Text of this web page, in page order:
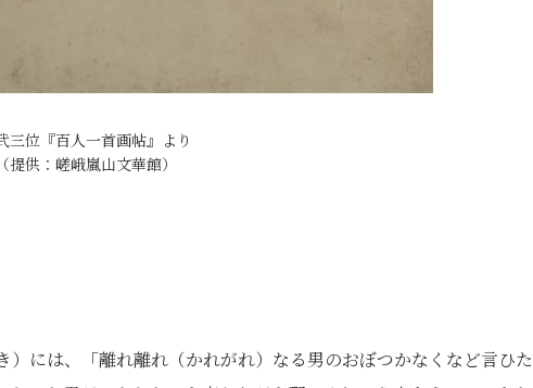
三位『百人一首画帖』より
（提供：嵯峨嵐山文華館）
には、「離れ離れ（かれがれ）なる男のおぼつかなくなど言ひた